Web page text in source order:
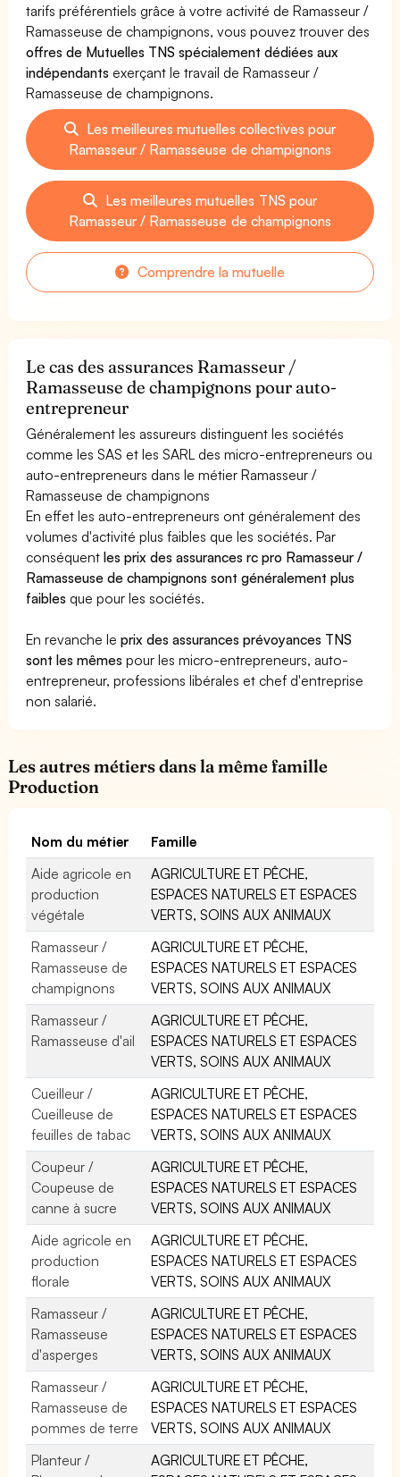
tarifs préférentiels grâce à votre activité de Ramasseur /
Ramasseuse de champignons, vous pouvez trouver des
offres de Mutuelles TNS spécialement dédiées aux
indépendants exerçant le travail de Ramasseur /
Ramasseuse de champignons.
Les meilleures mutuelles collectives pour
Ramasseur / Ramasseuse de champignons
Les meilleures mutuelles TNS pour
Ramasseur / Ramasseuse de champignons
Comprendre la mutuelle
Le cas des assurances Ramasseur /
Ramasseuse de champignons pour auto-
entrepreneur
Généralement les assureurs distinguent les sociétés
comme les SAS et les SARL des micro-entrepreneurs ou
auto-entrepreneurs dans le métier Ramasseur /
Ramasseuse de champignons
En effet les auto-entrepreneurs ont généralement des
volumes d'activité plus faibles que les sociétés. Par
conséquentles prix des assurances rc pro Ramasseur /
Ramasseuse de champignons sont généralement plus
faibles que pour les sociétés.
En revanche leprix des assurances prévoyances TNS
sont les mêmes pour les micro-entrepreneurs, auto-
entrepreneur, professions libérales et chef d'entreprise
non salarié.
Les autres métiers dans la même famille
Production
Nom du métier
Famille
Aide agricole en
production
végétale
AGRICULTURE ET PÊCHE,
ESPACES NATURELS ET ESPACES
VERTS, SOINS AUX ANIMAUX
Ramasseur /
Ramasseuse de
champignons
AGRICULTURE ET PÊCHE,
ESPACES NATURELS ET ESPACES
VERTS, SOINS AUX ANIMAUX
Ramasseur /
Ramasseuse d'ail
AGRICULTURE ET PÊCHE,
ESPACES NATURELS ET ESPACES
VERTS, SOINS AUX ANIMAUX
Cueilleur /
Cueilleuse de
feuilles de tabac
AGRICULTURE ET PÊCHE,
ESPACES NATURELS ET ESPACES
VERTS, SOINS AUX ANIMAUX
Coupeur /
Coupeuse de
canne à sucre
AGRICULTURE ET PÊCHE,
ESPACES NATURELS ET ESPACES
VERTS, SOINS AUX ANIMAUX
Aide agricole en
production
florale
AGRICULTURE ET PÊCHE,
ESPACES NATURELS ET ESPACES
VERTS, SOINS AUX ANIMAUX
Ramasseur /
Ramasseuse
d'asperges
AGRICULTURE ET PÊCHE,
ESPACES NATURELS ET ESPACES
VERTS, SOINS AUX ANIMAUX
Ramasseur /
Ramasseuse de
pommes de terre
AGRICULTURE ET PÊCHE,
ESPACES NATURELS ET ESPACES
VERTS, SOINS AUX ANIMAUX
Planteur /
AGRICULTURE ET PÊCHE,